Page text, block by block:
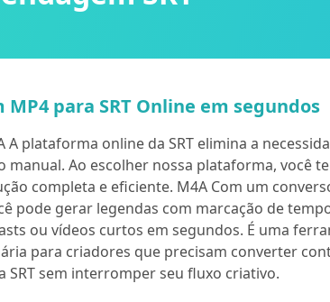
MP4 para SRT Online em segundos
A plataforma online da SRT elimina a
manual. Ao escolher nossa plataforma, você
completa e eficiente. M4A Com um
pode gerar legendas com marcação de
ou vídeos curtos em segundos. É uma
para criadores que precisam converter
SRT sem interromper seu fluxo criativo.